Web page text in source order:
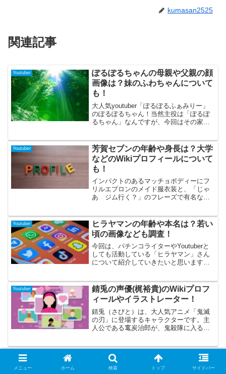
kumasan2525
関連記事
Youtuber
ぽるぽるちゃんの母親や父親の顔
画像は？妹のふわちゃんについて
も！
大人気youtuber「ぽるぽるふぁみりー」
のぽるぽるちゃん！当然主役は「ぽるぽ
るちゃん」なんですが、今回はその家族
るちゃんの父親ぽるぽるちゃんの妹「ふ
わちゃん」ぽるぽ...
Youtuber
芳賀セブンの年齢や身長は？大学
などのWikiプロフィールについて
も！
インパクトのあるマッチョボディーにフ
リルエプロンのメイド服衣装と、「じゃ
あ ジム行く？」のフレーズで有名な筋
画を配信しています。定期的に配信され
るラップ調の歌も独特で人気の芳賀セブ
ンさんについて調べました。
Youtuber
ヒラヤマンの年齢や本名は？若い
頃の画像なども調査！
今回は、パチンコライターやYoutuberと
しても活動している「ヒラヤマン」さん
について紹介していきたいと思います。
画企画やイベントなどでも人気で注目さ
れています。そんなヒラヤマンさんにつ
いて、プロフィールや過去の活動などに
ついても調べてみましたので、気になる
方はぜひ最後まで読んでいってください
ね！
Youtuber
錆兎の声優(梶裕貴)のWikiプロフ
ィールやイラストレーター！
錆兎（さびと）は、大人気アニメ「鬼滅
の刃」に登場するキャラクターです。主
人公である竃炭治郎が、鬼殺隊に入るた
段は狐のお面をかぶっておりミステリア
スな雰囲気と、正義感が強く男気溢れる
Youtuber
ちゃんねる鰐の本名や年齢は？出
身高校や大学についても調査！
メニュー ホーム 検索 トップ サイドバー